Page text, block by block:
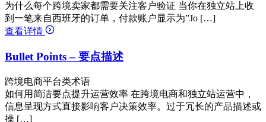
为什么每个跨境卖家都需要关注客户验证 当你在独立站上收
到一笔来自西班牙的订单，付款账户显示为”Jo […]
查看详情
Bullet Points – 要点描述
跨境电商平台类术语
如何用简洁要点提升运营效率 在跨境电商和独立站运营中，
信息呈现方式直接影响客户决策效率。过于冗长的产品描述或
操 […]